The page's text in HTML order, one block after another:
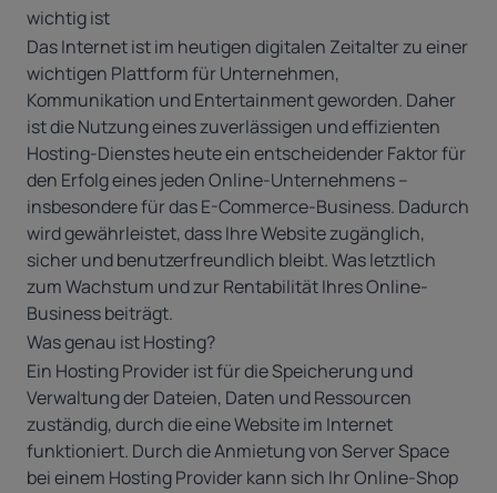
wichtig ist
Das Internet ist im heutigen digitalen Zeitalter zu einer
wichtigen Plattform für Unternehmen,
Kommunikation und Entertainment geworden. Daher
ist die Nutzung eines zuverlässigen und effizienten
Hosting-Dienstes heute ein entscheidender Faktor für
den Erfolg eines jeden Online-Unternehmens –
insbesondere für das E-Commerce-Business. Dadurch
wird gewährleistet, dass Ihre Website zugänglich,
sicher und benutzerfreundlich bleibt. Was letztlich
zum Wachstum und zur Rentabilität Ihres Online-
Business beiträgt.
Was genau ist Hosting?
Ein Hosting Provider ist für die Speicherung und
Verwaltung der Dateien, Daten und Ressourcen
zuständig, durch die eine Website im Internet
funktioniert. Durch die Anmietung von Server Space
bei einem Hosting Provider kann sich Ihr Online-Shop